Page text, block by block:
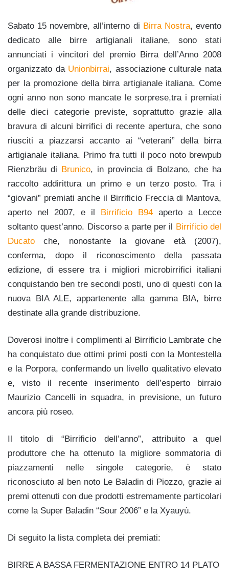
Sabato 15 novembre, all’interno di Birra Nostra, evento
dedicato alle birre artigianali italiane, sono stati
annunciati i vincitori del premio Birra dell’Anno 2008
organizzato da Unionbirrai, associazione culturale nata
per la promozione della birra artigianale italiana. Come
ogni anno non sono mancate le sorprese,tra i premiati
delle dieci categorie previste, soprattutto grazie alla
bravura di alcuni birrifici di recente apertura, che sono
riusciti a piazzarsi accanto ai “veterani” della birra
artigianale italiana. Primo fra tutti il poco noto brewpub
Rienzbräu di Brunico, in provincia di Bolzano, che ha
raccolto addirittura un primo e un terzo posto. Tra i
“giovani” premiati anche il Birrificio Freccia di Mantova,
aperto nel 2007, e il Birrificio B94 aperto a Lecce
soltanto quest’anno. Discorso a parte per il Birrificio del
Ducato che, nonostante la giovane età (2007),
conferma, dopo il riconoscimento della passata
edizione, di essere tra i migliori microbirrifici italiani
conquistando ben tre secondi posti, uno di questi con la
nuova BIA ALE, appartenente alla gamma BIA, birre
destinate alla grande distribuzione.
Doverosi inoltre i complimenti al Birrificio Lambrate che
ha conquistato due ottimi primi posti con la Montestella
e la Porpora, confermando un livello qualitativo elevato
e, visto il recente inserimento dell’esperto birraio
Maurizio Cancelli in squadra, in previsione, un futuro
ancora più roseo.
Il titolo di “Birrificio dell’anno”, attribuito a quel
produttore che ha ottenuto la migliore sommatoria di
piazzamenti nelle singole categorie, è stato
riconosciuto al ben noto Le Baladin di Piozzo, grazie ai
premi ottenuti con due prodotti estremamente particolari
come la Super Baladin “Sour 2006” e la Xyauyù.
Di seguito la lista completa dei premiati:
BIRRE A BASSA FERMENTAZIONE ENTRO 14 PLATO